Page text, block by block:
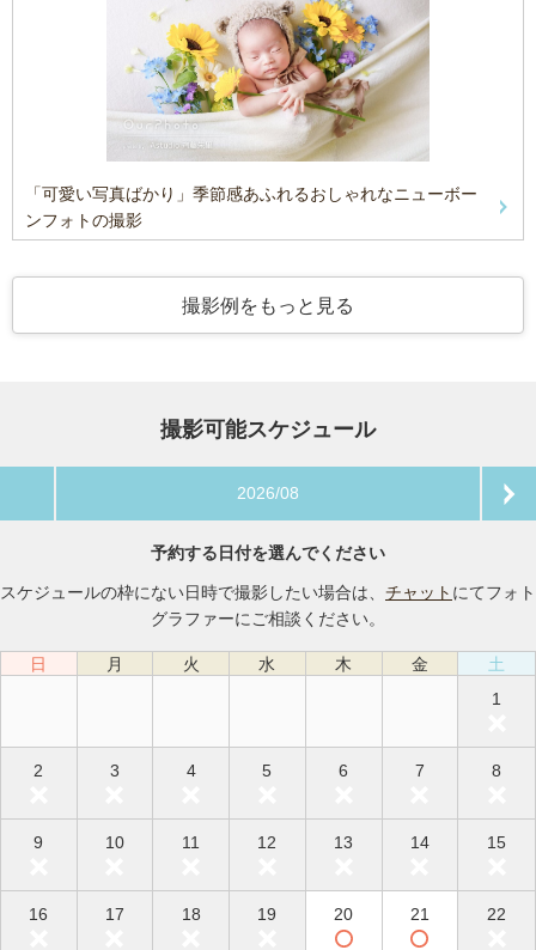
「可愛い写真ばかり」季節感あふれるおしゃれなニューボー
ンフォトの撮影
撮影例をもっと見る
撮影可能スケジュール
2026/08
予約する日付を選んでください
スケジュールの枠にない日時で撮影したい場合は、 チャット にてフォト
グラファーにご相談ください。
日 月 火 水 木 金
土
1
2 3 4 5 6 7 8
9 10 11 12 13 14 15
16 17 18 19 20 21 22